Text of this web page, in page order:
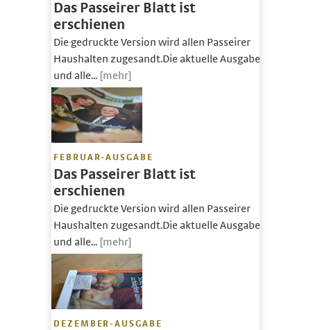
Das Passeirer Blatt ist
erschienen
Die gedruckte Version wird allen Passeirer
Haushalten zugesandt.Die aktuelle Ausgabe
und alle... [mehr]
FEBRUAR-AUSGABE
Das Passeirer Blatt ist
erschienen
Die gedruckte Version wird allen Passeirer
Haushalten zugesandt.Die aktuelle Ausgabe
und alle... [mehr]
DEZEMBER-AUSGABE